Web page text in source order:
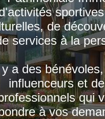
de
services à la
a des
influenceurs et
qui
à vos